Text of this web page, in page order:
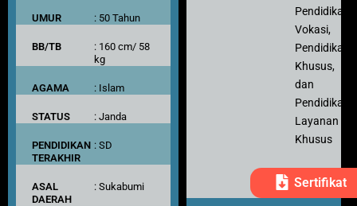
UMUR : 50 Tahun
BB/TB
: 160 cm/ 58
kg
AGAMA : Islam
STATUS : Janda
PENDIDIKAN
TERAKHIR
: SD
ASAL
DAERAH
: Sukabumi
Pendidikan
Vokasi,
Pendidikan
Khusus,
dan
Pendidikan
Layanan
Khusus
Sertifikat